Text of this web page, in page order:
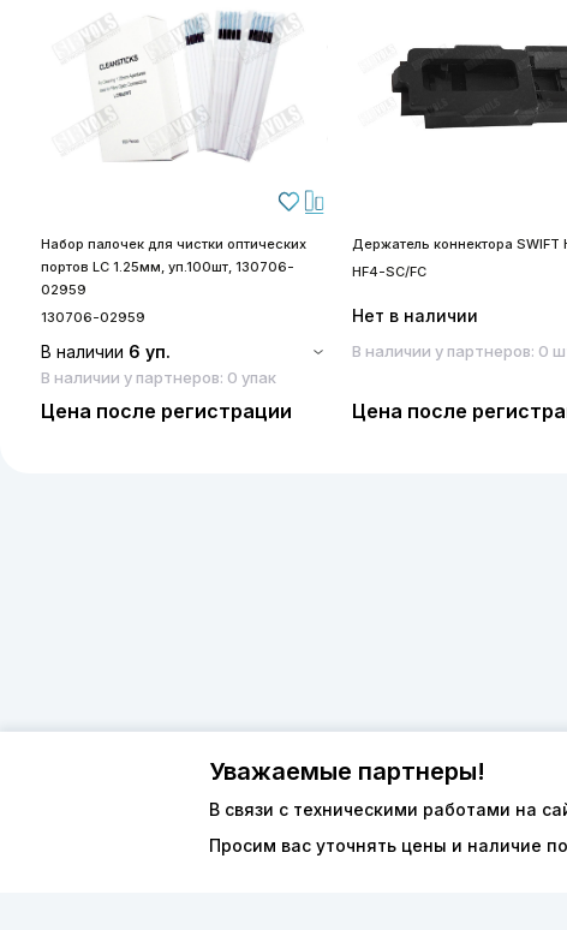
Набор палочек для чистки оптических
портов LC 1.25мм, уп.100шт, 130706-
02959
130706-02959
В наличии 6 уп.
В наличии у партнеров: 0 упак
Цена после регистрации
Держатель коннектора SWIFT
HF4-SC/FC
Нет в наличии
В наличии у партнеров: 0
Цена после
Уважаемые партнеры!
В связи с техническими работами на
Просим вас уточнять цены и наличие